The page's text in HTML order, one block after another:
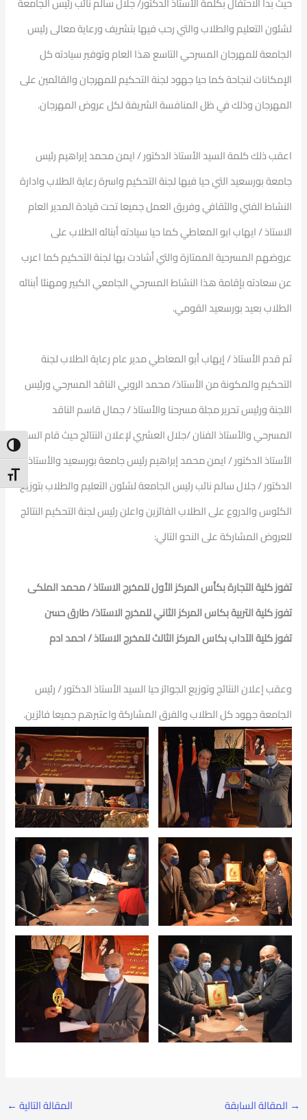
لشئون التعليم والطلاب والتي رحب فيها بتشريف ورعاية معالى رئيس
الجامعة للمهرجان المسرحي التاسع هذا العام وتوفير سيادته كل
الإمكانات لنجاحة كما حيا جهود لجنة التحكيم للمهرجان والقائمين على
المهرجان وذلك في ظل المنافسة الشريفة لكل عروض المهرجان.
اعقب ذلك كلمة السيد الأستاذ الدكتور / ايمن محمد إبراهيم رئيس
جامعة بورسعيد التي حيا فيها لجنة التحكيم واسرة رعاية الطلاب وادارة
النشاط الفني والثقافي وفريق العمل جميعا تحت قيادة المدير العام
الاستاذ / ايهاب ابو المعاطي كما حيا سيادته أبنائه الطلاب على
عروضهم المسرحية الممتازة والتي أشادت بها لجنة التحكيم كما اعرب
عن سعادته بإقامة هذا النشاط المسرحي الجامعي الكبير ومهنئا أبنائه
الطلاب بعيد بورسعيد القومي.
ثم قدم الأستاذ / إيهاب أبو المعاطي مدير عام رعاية الطلاب لجنة
التحكيم والمكونة من الأستاذ/ محمد الروبي الناقد المسرحي ورئيس
اللجنة ورئيس تحرير مجلة مسرحنا والأستاذ / جمال قاسم الناقد
المسرحي والأستاذ الفنان /جلال العشري لإعلان النتائج حيث قام السيد
الأستاذ الدكتور / ايمن محمد إبراهيم رئيس جامعة بورسعيد والأستاذ
الدكتور / جلال سالم نائب رئيس الجامعة لشئون التعليم والطلاب بتوزيع
الكئوس والدروع على الطلاب الفائزين واعلن رئيس لجنة التحكيم النتائج
للعروض المشاركة على النحو التالي:
تفوز كلية التجارة بكأس المركز الأول للمخرج الاستاذ / محمد الملكى
تفوز كلية التربية بكاس المركز الثاني للمخرج الاستاذ/ طارق حسن
تفوز كلية الآداب بكاس المركز الثالث للمخرج الاستاذ / احمد ادم
وعقب إعلان النتائج وتوزيع الجوائز حيا السيد الأستاذ الدكتور / رئيس
الجامعة جهود كل الطلاب والفرق المشاركة واعتبرهم جميعا فائزين.
→ المقالة السابقة المقالة التالية ←